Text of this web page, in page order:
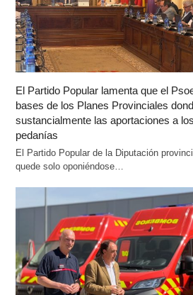
El Partido Popular lamenta que el
bases de los Planes Provinciales
sustancialmente las aportaciones a
pedanías
El Partido Popular de la Diputación
quede solo oponiéndose…